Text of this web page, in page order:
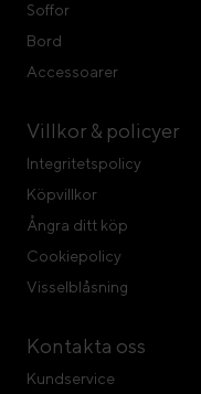
Soffor
Bord
Accessoarer
Villkor & policyer
Integritetspolicy
Köpvillkor
Ångra ditt köp
Cookiepolicy
Visselblåsning
Kontakta oss
Kundservice